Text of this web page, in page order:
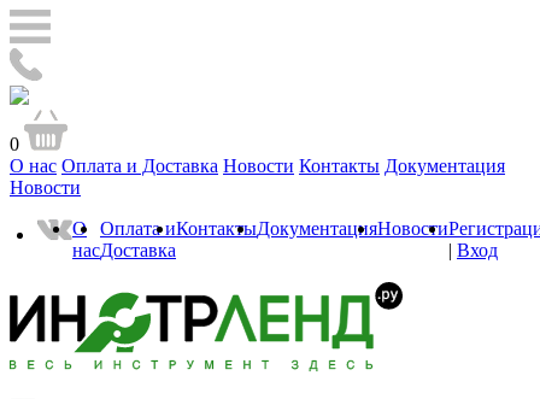
0
О нас Оплата и Доставка Новости Контакты Документация
Новости
О
нас
Оплата и
Доставка
КонтактыДокументацияНовости
| Вход